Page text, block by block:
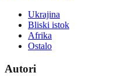
Ukrajina
Bliski istok
Afrika
Ostalo
Autori